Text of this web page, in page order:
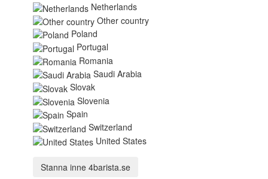
Netherlands
Other country
Poland
Portugal
Romania
Saudi Arabia
Slovak
Slovenia
Spain
Switzerland
United States
Stanna inne 4barista.se